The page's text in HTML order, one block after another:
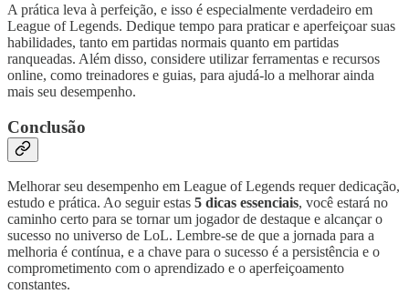
A prática leva à perfeição, e isso é especialmente verdadeiro em
League of Legends. Dedique tempo para praticar e aperfeiçoar suas
habilidades, tanto em partidas normais quanto em partidas
ranqueadas. Além disso, considere utilizar ferramentas e recursos
online, como treinadores e guias, para ajudá-lo a melhorar ainda
mais seu desempenho.
Conclusão
Melhorar seu desempenho em League of Legends requer dedicação,
estudo e prática. Ao seguir estas 5 dicas essenciais, você estará no
caminho certo para se tornar um jogador de destaque e alcançar o
sucesso no universo de LoL. Lembre-se de que a jornada para a
melhoria é contínua, e a chave para o sucesso é a persistência e o
comprometimento com o aprendizado e o aperfeiçoamento
constantes.